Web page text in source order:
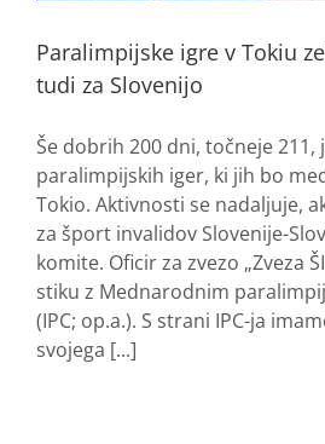
Paralimpijske igre v Tokiu
tudi za Slovenijo
Še dobrih 200 dni, točneje 211,
paralimpijskih iger, ki jih bo
Tokio. Aktivnosti se nadaljuje,
za šport invalidov Slovenije-
komite. Oficir za zvezo „Zveza
stiku z Mednarodnim
(IPC; op.a.). S strani IPC-ja
svojega [...]